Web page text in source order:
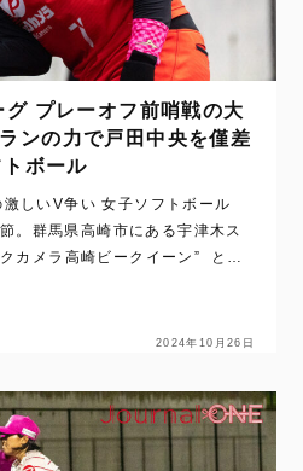
グ プレーオフ前哨戦の大
ンの力で戸田中央を僅差
ボール
しいV争い 女子ソフトボール
。群馬県高崎市にある宇津木ス
カメラ高崎ビークイーン” と
2024年10月26日